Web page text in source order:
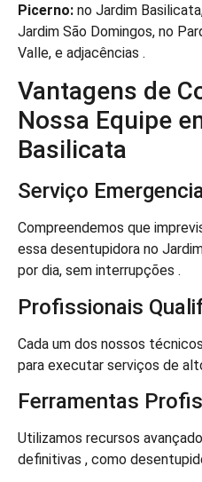
Picerno: no Jardim
Jardim São Domingos, no
Valle, e adjacências .
Vantagens de
Nossa Equipe
Basilicata
Serviço
Compreendemos que
essa desentupidora no
por dia, sem interrupções .
Profissionais
Cada um dos nossos
para executar serviços de
Ferramentas
Utilizamos recursos
definitivas , como